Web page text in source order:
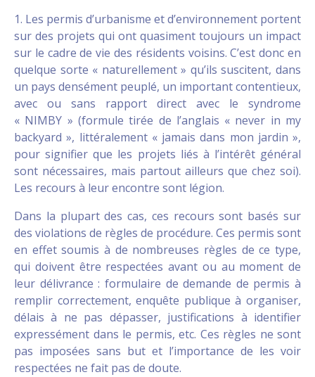
1. Les permis d’urbanisme et d’environnement portent
sur des projets qui ont quasiment toujours un impact
sur le cadre de vie des résidents voisins. C’est donc en
quelque sorte « naturellement » qu’ils suscitent, dans
un pays densément peuplé, un important contentieux,
avec ou sans rapport direct avec le syndrome
« NIMBY » (formule tirée de l’anglais « never in my
backyard », littéralement « jamais dans mon jardin »,
pour signifier que les projets liés à l’intérêt général
sont nécessaires, mais partout ailleurs que chez soi).
Les recours à leur encontre sont légion.
Dans la plupart des cas, ces recours sont basés sur
des violations de règles de procédure. Ces permis sont
en effet soumis à de nombreuses règles de ce type,
qui doivent être respectées avant ou au moment de
leur délivrance : formulaire de demande de permis à
remplir correctement, enquête publique à organiser,
délais à ne pas dépasser, justifications à identifier
expressément dans le permis, etc. Ces règles ne sont
pas imposées sans but et l’importance de les voir
respectées ne fait pas de doute.